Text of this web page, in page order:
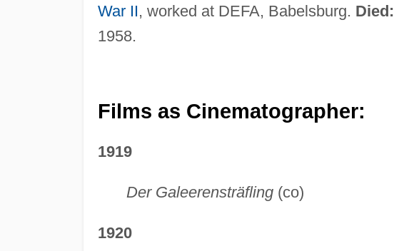
War II, worked at DEFA, Babelsburg. Died:
1958.
Films as Cinematographer:
1919
Der Galeerensträfling(co)
1920